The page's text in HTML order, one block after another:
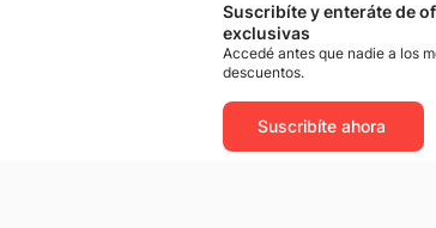
Suscribíte y enteráte de
exclusivas
Accedé antes que nadie a los
descuentos.
Suscribíte ahora